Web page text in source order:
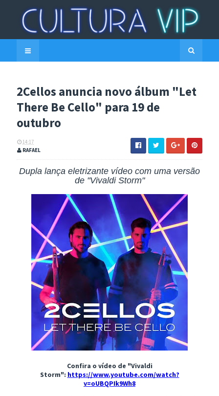
2Cellos anuncia novo álbum "Let
There Be Cello" para 19 de
outubro
14:17
RAFAEL
Dupla lança eletrizante vídeo com uma versão
de "Vivaldi Storm"
Confira o vídeo de "Vivaldi
Storm": https://www.youtube.com/watch?
v=oUBQPIk9Wh8